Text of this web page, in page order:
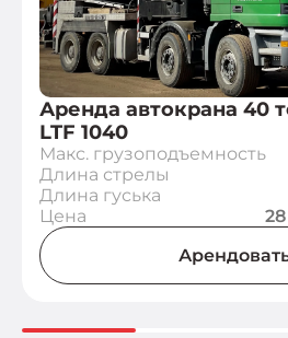
Аренда автокрана 40
LTF 1040
Макс. грузоподъемность
Длина стрелы
Длина гуська
Цена